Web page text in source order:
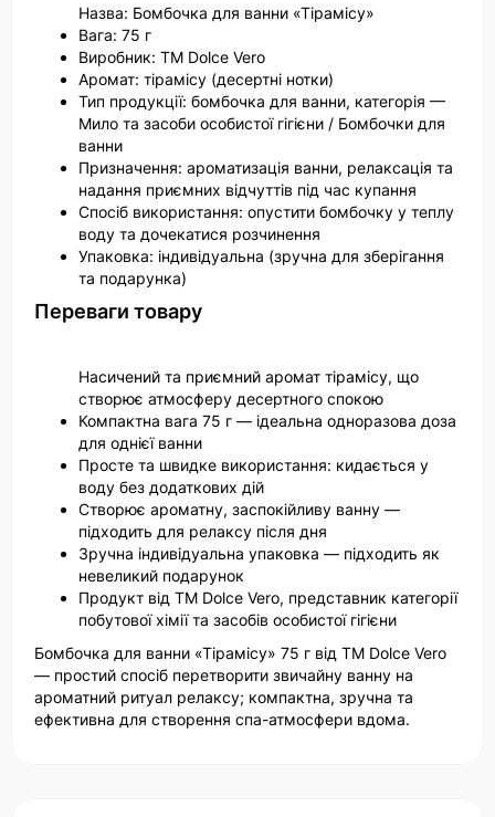
Назва: Бомбочка для ванни «Тірамісу»
Вага: 75 г
Виробник: ТМ Dolce Vero
Аромат: тірамісу (десертні нотки)
Тип продукції: бомбочка для ванни, категорія —
Мило та засоби особистої гігієни / Бомбочки для
ванни
Призначення: ароматизація ванни, релаксація та
надання приємних відчуттів під час купання
Спосіб використання: опустити бомбочку у теплу
воду та дочекатися розчинення
Упаковка: індивідуальна (зручна для зберігання
та подарунка)
Переваги товару
Насичений та приємний аромат тірамісу, що
створює атмосферу десертного спокою
Компактна вага 75 г — ідеальна одноразова доза
для однієї ванни
Просте та швидке використання: кидається у
воду без додаткових дій
Створює ароматну, заспокійливу ванну —
підходить для релаксу після дня
Зручна індивідуальна упаковка — підходить як
невеликий подарунок
Продукт від ТМ Dolce Vero, представник категорії
побутової хімії та засобів особистої гігієни
Бомбочка для ванни «Тірамісу» 75 г від ТМ Dolce Vero
— простий спосіб перетворити звичайну ванну на
ароматний ритуал релаксу; компактна, зручна та
ефективна для створення спа-атмосфери вдома.